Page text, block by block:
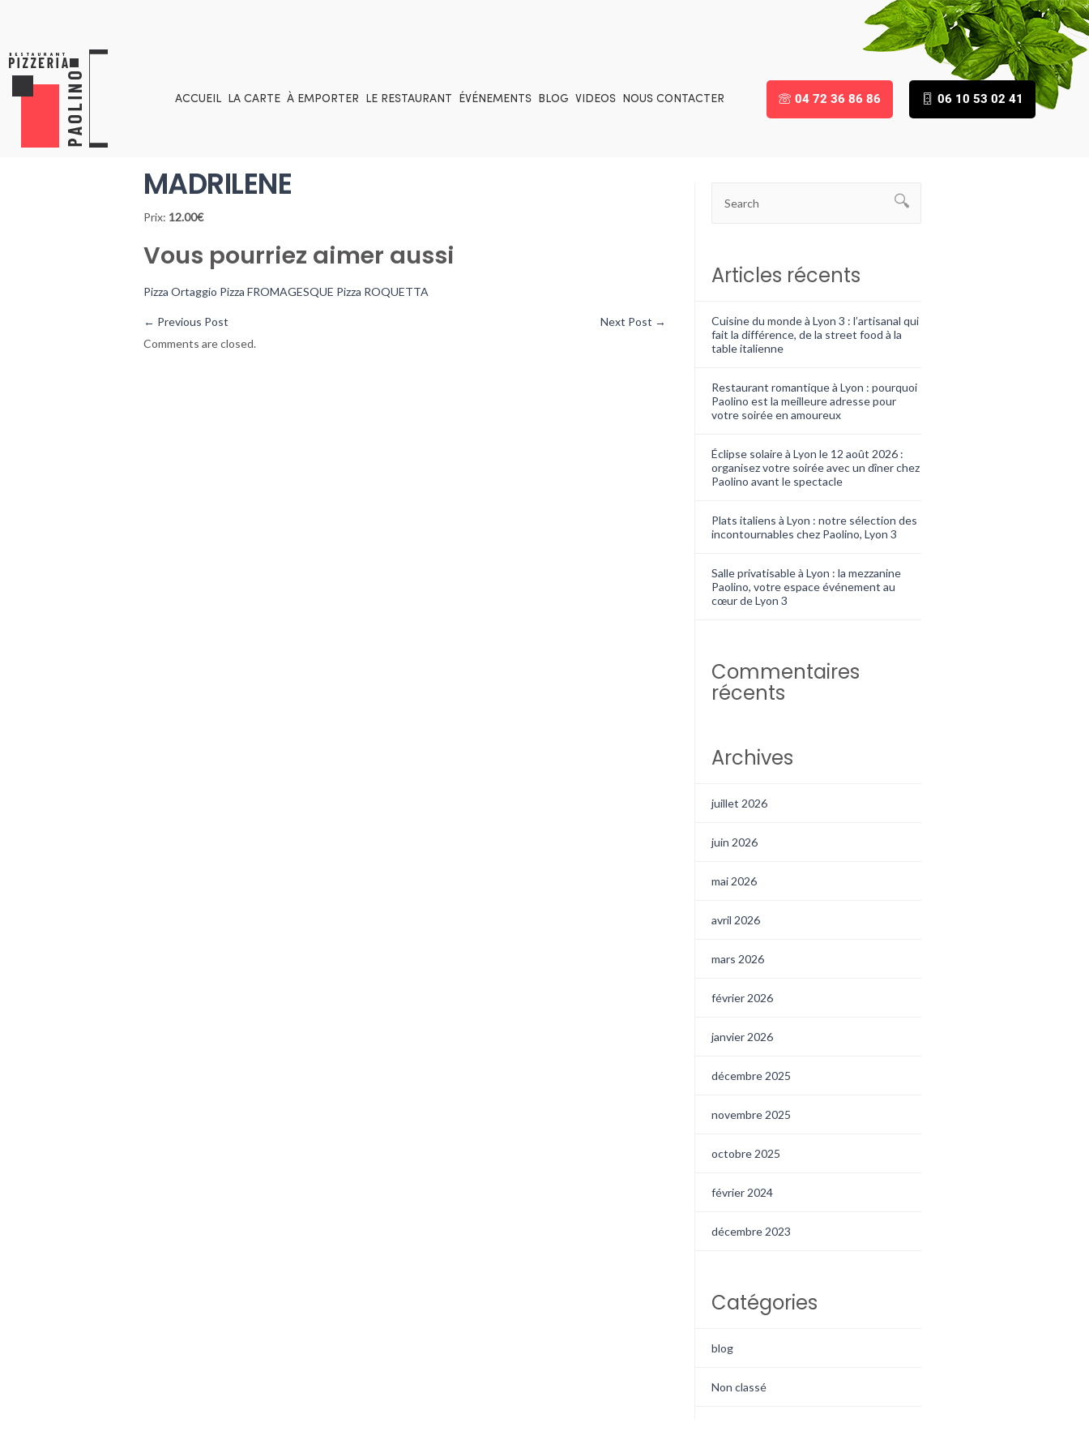
ACCUEIL LA CARTE À EMPORTER LE RESTAURANT ÉVÉNEMENTS BLOG VIDEOS NOUS CONTACTER 04 72 36 86 86 06 10 53 02 41
MADRILENE
Prix: 12.00€
Vous pourriez aimer aussi
Pizza Ortaggio Pizza FROMAGESQUE Pizza ROQUETTA
← Previous Post Next Post →
Comments are closed.
Articles récents
Cuisine du monde à Lyon 3 : l’artisanal qui
fait la différence, de la street food à la
table italienne
Restaurant romantique à Lyon : pourquoi
Paolino est la meilleure adresse pour
votre soirée en amoureux
Éclipse solaire à Lyon le 12 août 2026 :
organisez votre soirée avec un dîner chez
Paolino avant le spectacle
Plats italiens à Lyon : notre sélection des
incontournables chez Paolino, Lyon 3
Salle privatisable à Lyon : la mezzanine
Paolino, votre espace événement au
cœur de Lyon 3
Commentaires
récents
Archives
juillet 2026
juin 2026
mai 2026
avril 2026
mars 2026
février 2026
janvier 2026
décembre 2025
novembre 2025
octobre 2025
février 2024
décembre 2023
Catégories
blog
Non classé